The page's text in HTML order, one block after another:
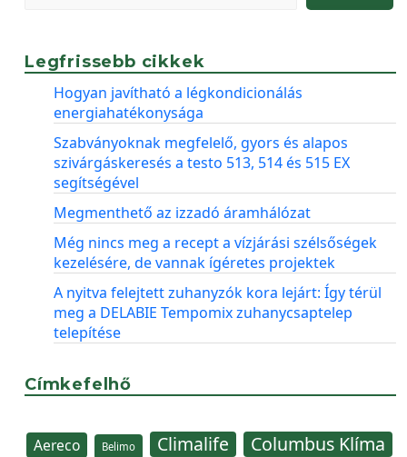
Legfrissebb cikkek
Hogyan javítható a légkondicionálás
energiahatékonysága
Szabványoknak megfelelő, gyors és alapos
szivárgáskeresés a testo 513, 514 és 515 EX
segítségével
Megmenthető az izzadó áramhálózat
Még nincs meg a recept a vízjárási szélsőségek
kezelésére, de vannak ígéretes projektek
A nyitva felejtett zuhanyzók kora lejárt: Így térül
meg a DELABIE Tempomix zuhanycsaptelep
telepítése
Címkefelhő
Aereco Belimo Climalife Columbus Klíma